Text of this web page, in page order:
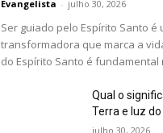
Evangelista - julho 30, 2026
Ser guiado pelo Espírito Santo é
transformadora que marca a
do Espírito Santo é fundamental
Qual o
Terra e luz
julho 30, 2026